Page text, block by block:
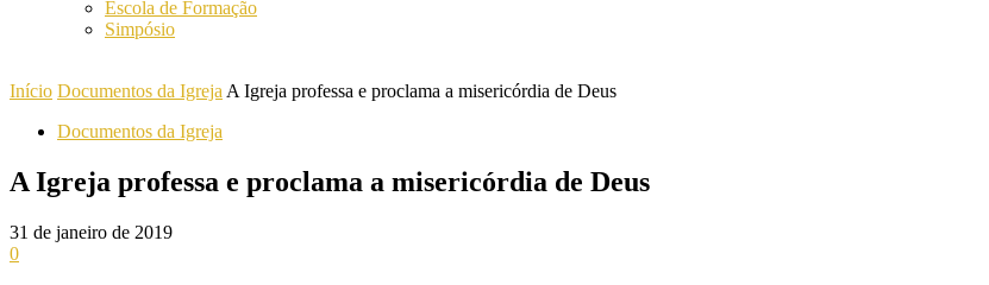
Escola de Formação
Simpósio
Início Documentos da Igreja A Igreja professa e proclama a misericórdia de Deus
Documentos da Igreja
A Igreja professa e proclama a misericórdia de Deus
31 de janeiro de 2019
0